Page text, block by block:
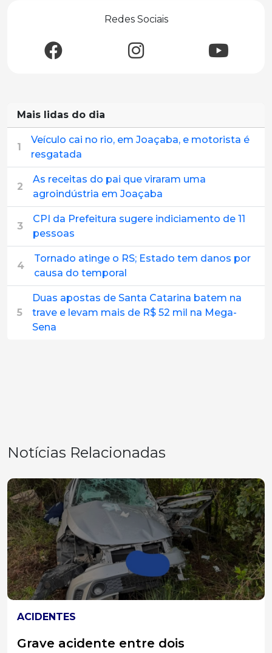
Redes Sociais
Mais lidas do dia
1
Veículo cai no rio, em Joaçaba, e motorista é
resgatada
2
As receitas do pai que viraram uma
agroindústria em Joaçaba
3
CPI da Prefeitura sugere indiciamento de 11
pessoas
4
Tornado atinge o RS; Estado tem danos por
causa do temporal
5
Duas apostas de Santa Catarina batem na
trave e levam mais de R$ 52 mil na Mega-
Sena
Notícias Relacionadas
ELEIÇÕES 2026
Panorama das Eleições 2026: